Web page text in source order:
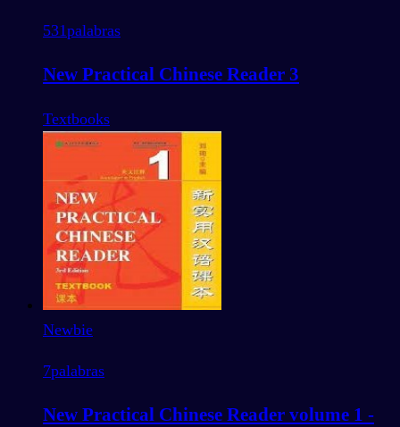
531palabras
New Practical Chinese Reader 3
Textbooks
Newbie
7palabras
New Practical Chinese Reader volume 1 -